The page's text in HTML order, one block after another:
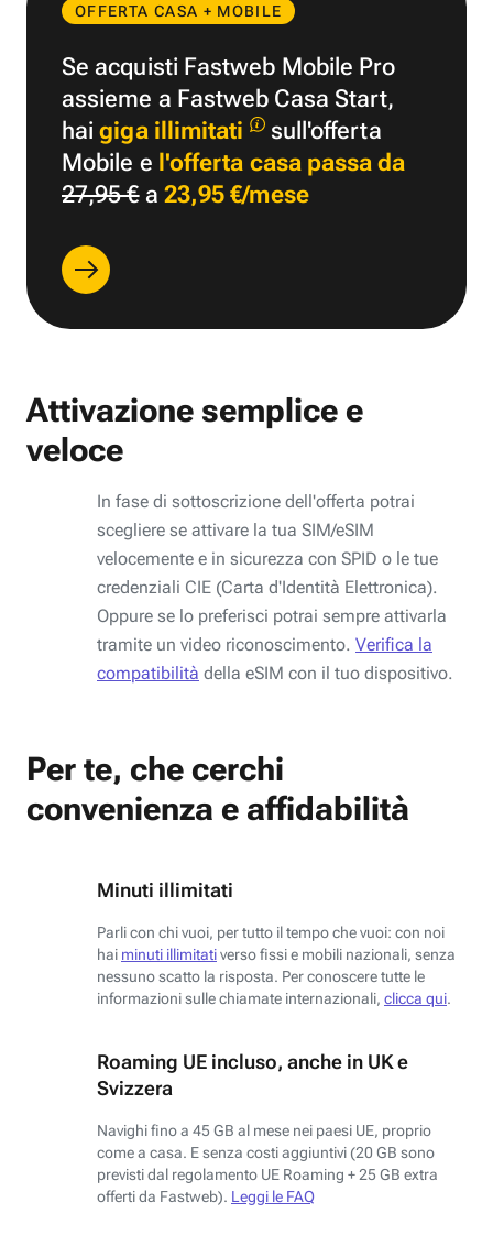
OFFERTA CASA + MOBILE
Se acquisti Fastweb Mobile Pro
assieme a Fastweb Casa Start,
haigiga illimitati
sull'offerta
Mobile e l'offerta casa passa da
27,95 €a 23,95 €/mese
Attivazione semplice e
veloce
In fase di sottoscrizione dell'offerta potrai
scegliere se attivare la tua SIM/eSIM
velocemente e in sicurezza con SPID o le tue
credenziali CIE (Carta d'Identità Elettronica).
Oppure se lo preferisci potrai sempre attivarla
tramite un video riconoscimento. Verifica la
compatibilità della eSIM con il tuo dispositivo.
Per te, che cerchi
convenienza e affidabilità
Minuti illimitati
Parli con chi vuoi, per tutto il tempo che vuoi: con noi
hai minuti illimitativerso fissi e mobili nazionali, senza
nessuno scatto la risposta. Per conoscere tutte le
informazioni sulle chiamate internazionali, clicca qui.
Roaming UE incluso, anche in UK e
Svizzera
Navighi fino a 45 GB al mese nei paesi UE, proprio
come a casa. E senza costi aggiuntivi (20 GB sono
previsti dal regolamento UE Roaming + 25 GB extra
offerti da Fastweb). Leggi le FAQ